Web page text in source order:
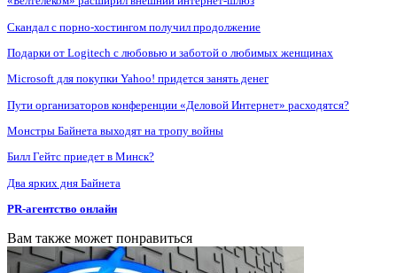
Скандал с порно-хостингом получил продолжение
Подарки от Logitech с любовью и заботой о любимых женщинах
Microsoft для покупки Yahoo! придется занять денег
Пути организаторов конференции «Деловой Интернет» расходятся?
Монстры Байнета выходят на тропу войны
Билл Гейтс приедет в Минск?
Два ярких дня Байнета
PR-агентство онлайн
Вам также может понравиться